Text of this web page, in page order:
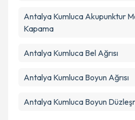
Antalya Kumluca Akupunktur
Kapama
Antalya Kumluca Bel Ağrısı
Antalya Kumluca Boyun Ağrısı
Antalya Kumluca Boyun